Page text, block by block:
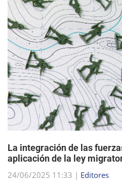
aplicación de la ley
24/06/2025 11:33 |Editores